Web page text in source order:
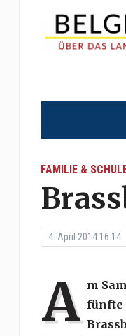
FAMILIE &
4. April 2014 16:14
A m
fünfte